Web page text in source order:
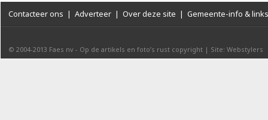
Contacteer ons | Adverteer | Over deze site | Gemeente-info & links
© 2004-2013 Faes nv - Op de artikels en foto’s rust copyright | Site: Webstylers